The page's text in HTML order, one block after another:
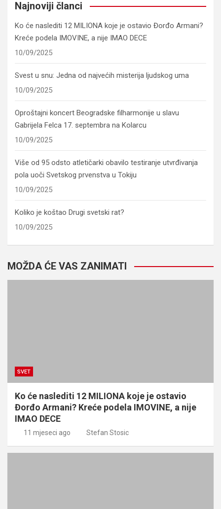
Najnoviji članci
Ko će naslediti 12 MILIONA koje je ostavio Đorđo Armani?
Kreće podela IMOVINE, a nije IMAO DECE
10/09/2025
Svest u snu: Jedna od najvećih misterija ljudskog uma
10/09/2025
Oproštajni koncert Beogradske filharmonije u slavu
Gabrijela Felca 17. septembra na Kolarcu
10/09/2025
Više od 95 odsto atletičarki obavilo testiranje utvrđivanja
pola uoči Svetskog prvenstva u Tokiju
10/09/2025
Koliko je koštao Drugi svetski rat?
10/09/2025
MOŽDA ĆE VAS ZANIMATI
SVET
Ko će naslediti 12 MILIONA koje je ostavio
Đorđo Armani? Kreće podela IMOVINE, a nije
IMAO DECE
11 mjeseci ago Stefan Stosic